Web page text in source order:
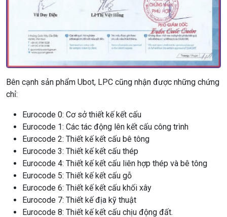
Bên cạnh sản phẩm Ubot, LPC cũng nhận được những chứng
chỉ:
Eurocode 0: Cơ sở thiết kế kết cấu
Eurocode 1: Các tác động lên kết cấu công trình
Eurocode 2: Thiết kế kết cấu bê tông
Eurocode 3: Thiết kế kết cấu thép
Eurocode 4: Thiết kế kết cấu liên hợp thép và bê tông
Eurocode 5: Thiết kế kết cấu gỗ
Eurocode 6: Thiết kế kết cấu khối xây
Eurocode 7: Thiết kế địa kỹ thuật
Eurocode 8: Thiết kế kết cấu chịu động đất.